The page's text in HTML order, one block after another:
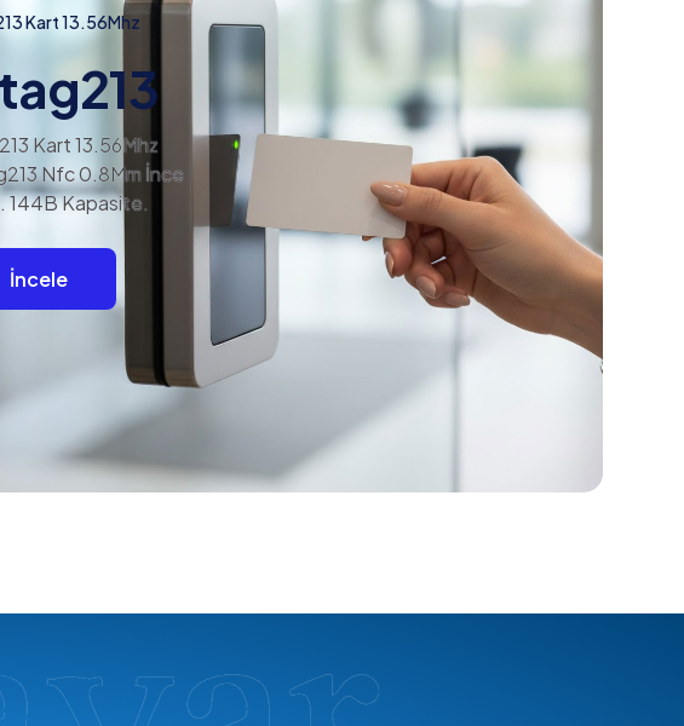
Kart 13.56Mhz
Kart 13.56Mhz
Nfc 0.8Mm İnce
144B Kapasite.
İncele